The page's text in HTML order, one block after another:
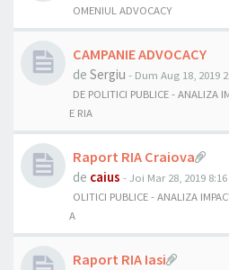
OMENIUL ADVOCACY
CAMPANIE ADVOCACY
de Sergiu - Dum Aug 18, 2019
DE POLITICI PUBLICE - ANALIZA
E RIA
Raport RIA Craiova
de caius - Joi Mar 28, 2019
OLITICI PUBLICE - ANALIZA
A
Raport RIA Iasi